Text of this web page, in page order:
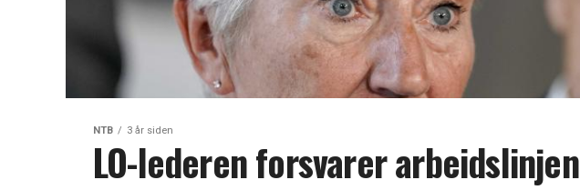
NTB 3 år siden
LO-lederen forsvarer arbeidslinjen